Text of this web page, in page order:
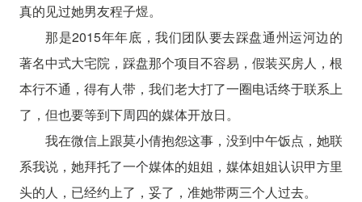
真的见过她男友程子煜。
那是2015年年底，我们团队要去踩盘通州运河边的
著名中式大宅院，踩盘那个项目不容易，假装买房人，根
本行不通，得有人带，我们老大打了一圈电话终于联系上
了，但也要等到下周四的媒体开放日。
我在微信上跟莫小倩抱怨这事，没到中午饭点，她联
系我说，她拜托了一个媒体的姐姐，媒体姐姐认识甲方里
头的人，已经约上了，妥了，准她带两三个人过去。